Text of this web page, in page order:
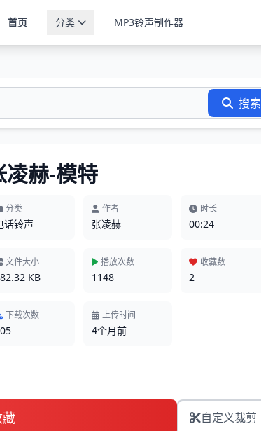
首页 分类 MP3铃声制作器
搜索
凌赫-模特
分类
话铃声
作者
张凌赫
时长
00:24
文件大小
KB
播放次数
1148
收藏数
2
下载次数 上传时间
4个月前
藏 自定义裁剪